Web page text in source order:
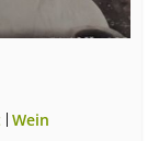
Wein